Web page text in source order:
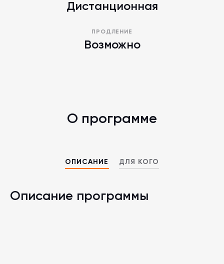
Дистанционная
ПРОДЛЕНИЕ
Возможно
О программе
ОПИСАНИЕ ДЛЯ КОГО
Описание программы